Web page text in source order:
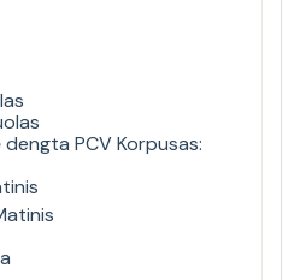
PCV Korpusas: